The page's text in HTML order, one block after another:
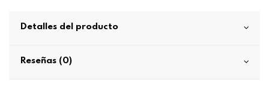
Detalles del producto
Reseñas (0)